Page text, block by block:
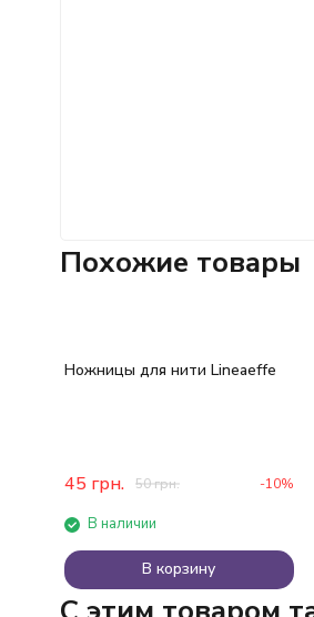
Похожие товары
Ножницы для нити Lineaeffe
45 грн. 50грн. -10%
В наличии
В корзину